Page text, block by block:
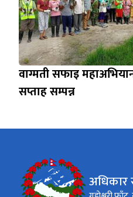
वाग्मती सफाइ
सप्ताह सम्पन्न
अधिकार